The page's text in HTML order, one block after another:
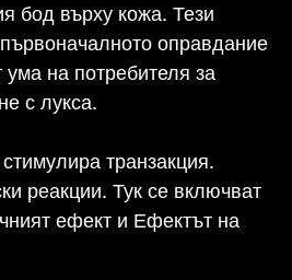
бод върху кожа. Тези
оправдание
на потребителя за
с лукса.
транзакция.
реакции. Тук се включват
ефект и Ефектът на